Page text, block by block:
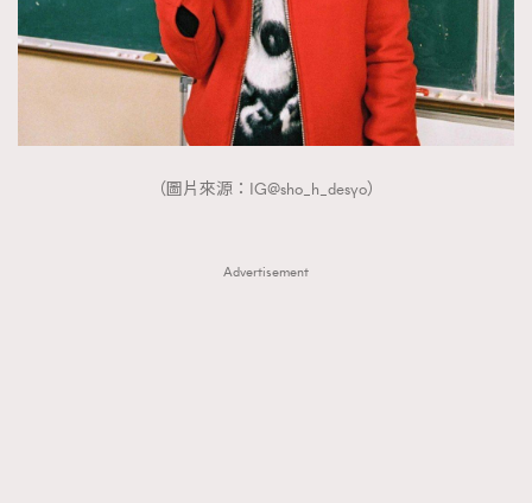
（圖片來源：IG@sho_h_desyo）
Advertisement